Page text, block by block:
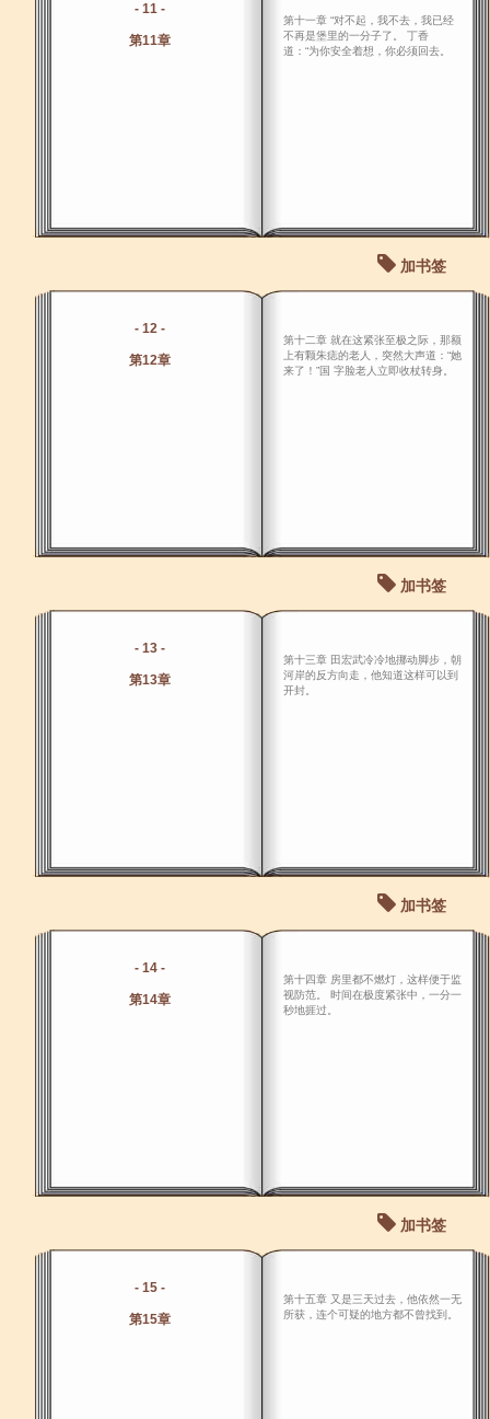
- 11 -
第11章
第十一章 “对不起，我不去，我已经
不再是堡里的一分子了。 丁香
道：“为你安全着想，你必须回去。
加书签
- 12 -
第12章
第十二章 就在这紧张至极之际，那额
上有颗朱痣的老人，突然大声道：“她
来了！”国 字脸老人立即收杖转身。
加书签
- 13 -
第13章
第十三章 田宏武冷冷地挪动脚步，朝
河岸的反方向走，他知道这样可以到
开封。
加书签
- 14 -
第14章
第十四章 房里都不燃灯，这样便于监
视防范。 时间在极度紧张中，一分一
秒地捱过。
加书签
- 15 -
第15章
第十五章 又是三天过去，他依然一无
所获，连个可疑的地方都不曾找到。